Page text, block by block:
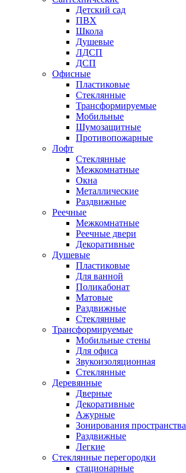
Детский сад
ПВХ
Школа
Душевые
ЛДСП
ДСП
Офисные
Пластиковые
Стеклянные
Трансформируемые
Мобильные
Шумозащитные
Противопожарные
Лофт
Стеклянные
Межкомнатные
Окна
Металлические
Раздвижные
Реечные
Межкомнатные
Реечные двери
Декоративные
Душевые
Пластиковые
Для ванной
Поликабонат
Матовые
Раздвижные
Стеклянные
Трансформируемые
Мобильные стены
Для офиса
Звукоизоляционная
Стеклянные
Деревянные
Дверные
Декоративные
Ажурные
Зонирования пространства
Раздвижные
Легкие
Стеклянные перегородки
стационарные